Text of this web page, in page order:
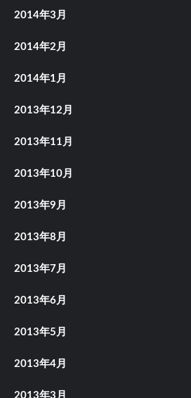
2014年3月
2014年2月
2014年1月
2013年12月
2013年11月
2013年10月
2013年9月
2013年8月
2013年7月
2013年6月
2013年5月
2013年4月
2013年3月